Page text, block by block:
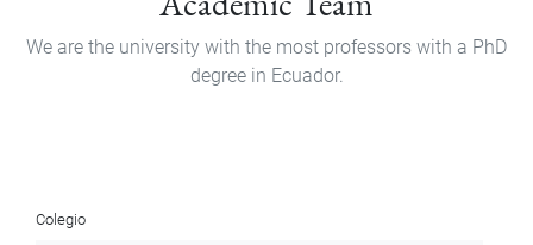
We are the university with the most professors with a PhD
degree in Ecuador.
Colegio